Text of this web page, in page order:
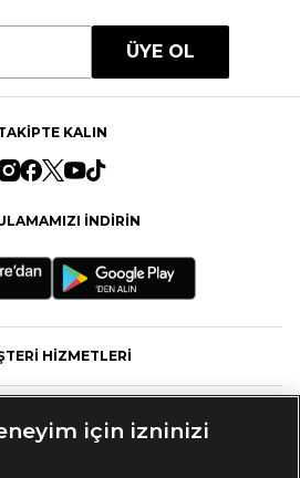
ÜYE OL
KALIN
İNDİRİN
HİZMETLERİ
için izninizi